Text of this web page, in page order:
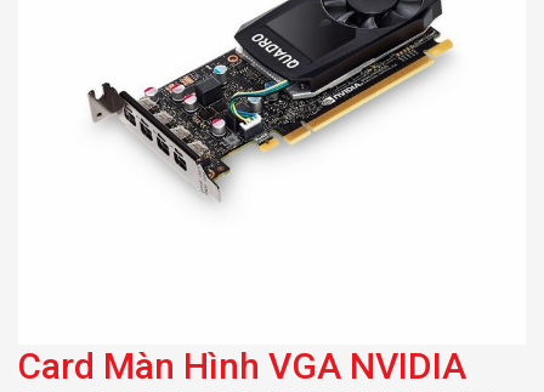
Card Màn Hình VGA NVIDIA